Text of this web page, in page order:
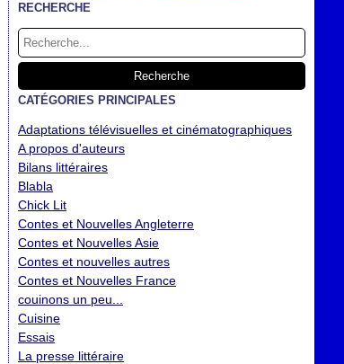
RECHERCHE
CATÉGORIES PRINCIPALES
Adaptations télévisuelles et cinématographiques
A propos d'auteurs
Bilans littéraires
Blabla
Chick Lit
Contes et Nouvelles Angleterre
Contes et Nouvelles Asie
Contes et nouvelles autres
Contes et Nouvelles France
couinons un peu...
Cuisine
Essais
La presse littéraire